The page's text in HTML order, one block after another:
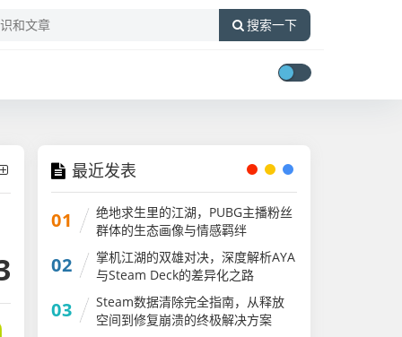
搜索一下
最近发表
01
绝地求生里的江湖，PUBG主播粉丝
群体的生态画像与情感羁绊
02
掌机江湖的双雄对决，深度解析AYA
与Steam Deck的差异化之路
ayaneo2和steam
03
Steam数据清除完全指南，从释放
空间到修复崩溃的终极解决方案